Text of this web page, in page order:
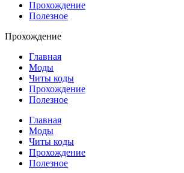
Прохождение
Полезное
Прохождение
Главная
Моды
Читы коды
Прохождение
Полезное
Главная
Моды
Читы коды
Прохождение
Полезное